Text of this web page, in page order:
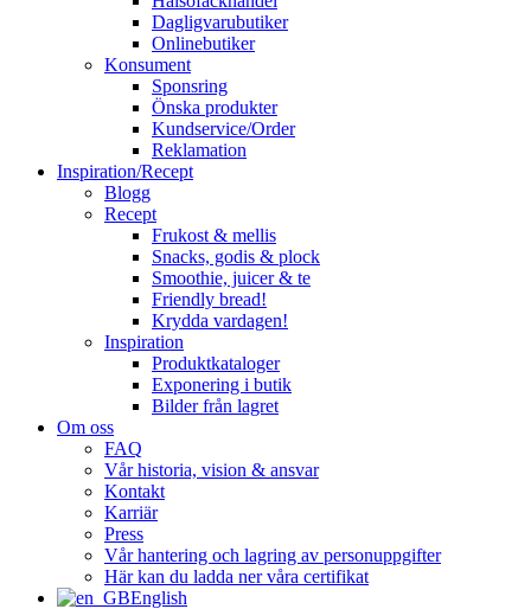
Dagligvarubutiker
Onlinebutiker
Konsument
Sponsring
Önska produkter
Kundservice/Order
Reklamation
Inspiration/Recept
Blogg
Recept
Frukost & mellis
Snacks, godis & plock
Smoothie, juicer & te
Friendly bread!
Krydda vardagen!
Inspiration
Produktkataloger
Exponering i butik
Bilder från lagret
Om oss
FAQ
Vår historia, vision & ansvar
Kontakt
Karriär
Press
Vår hantering och lagring av personuppgifter
Här kan du ladda ner våra certifikat
English